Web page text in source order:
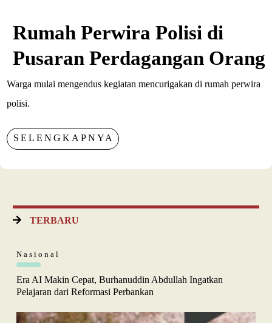
Rumah Perwira Polisi di
Pusaran Perdagangan Orang
Warga mulai mengendus kegiatan mencurigakan di rumah perwira
polisi.
SELENGKAPNYA
TERBARU
Nasional
Era AI Makin Cepat, Burhanuddin Abdullah Ingatkan
Pelajaran dari Reformasi Perbankan